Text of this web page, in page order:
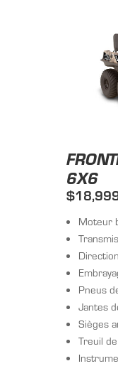
6X6
Moteur
Pneus
Jantes
Sièges
Treuil